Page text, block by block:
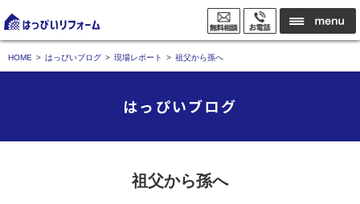
HOME はっぴいブログ 現場レポート 祖父から孫へ
はっぴいブログ
祖父から孫へ